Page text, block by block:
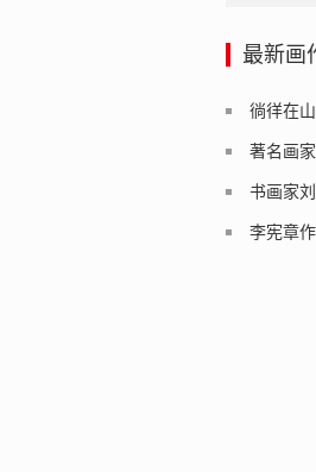
最新画
徜徉在
术作品
著名画
赏
书画家
李宪章